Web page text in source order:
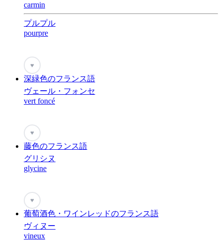
carmin
プルプル
pourpre
♥
深緑色のフランス語
ヴェール・フォンセ
vert foncé
♥
藤色のフランス語
グリシヌ
glycine
♥
葡萄酒色・ワインレッドのフランス語
ヴィヌー
vineux